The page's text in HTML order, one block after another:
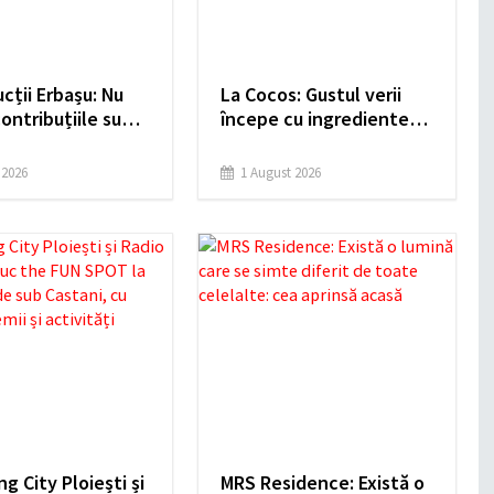
Erbașu: Nu
sunt
La Cocos: Gustul verii
începe cu ingrediente
1 August 2026
City Ploiești și MRS Residence: Există o